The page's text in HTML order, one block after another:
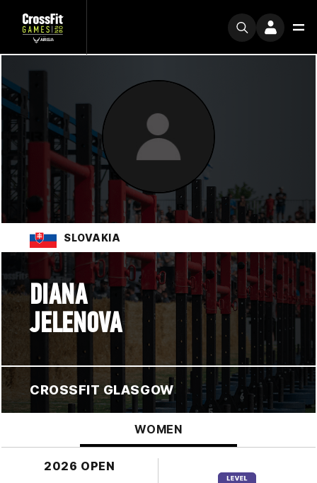
SLOVAKIA
DIANA
JELENOVA
CROSSFIT GLASGOW
WOMEN
2026 OPEN